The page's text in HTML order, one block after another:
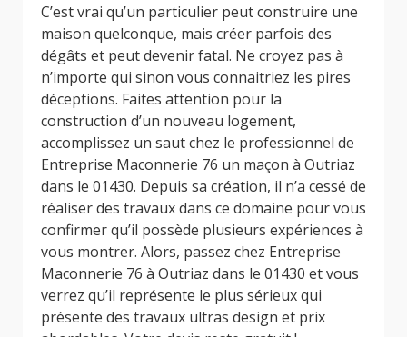
C’est vrai qu’un particulier peut construire une
maison quelconque, mais créer parfois des
dégâts et peut devenir fatal. Ne croyez pas à
n’importe qui sinon vous connaitriez les pires
déceptions. Faites attention pour la
construction d’un nouveau logement,
accomplissez un saut chez le professionnel de
Entreprise Maconnerie 76 un maçon à Outriaz
dans le 01430. Depuis sa création, il n’a cessé de
réaliser des travaux dans ce domaine pour vous
confirmer qu’il possède plusieurs expériences à
vous montrer. Alors, passez chez Entreprise
Maconnerie 76 à Outriaz dans le 01430 et vous
verrez qu’il représente le plus sérieux qui
présente des travaux ultras design et prix